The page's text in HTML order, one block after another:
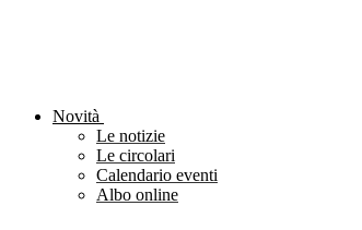
Novità
Le notizie
Le circolari
Calendario eventi
Albo online